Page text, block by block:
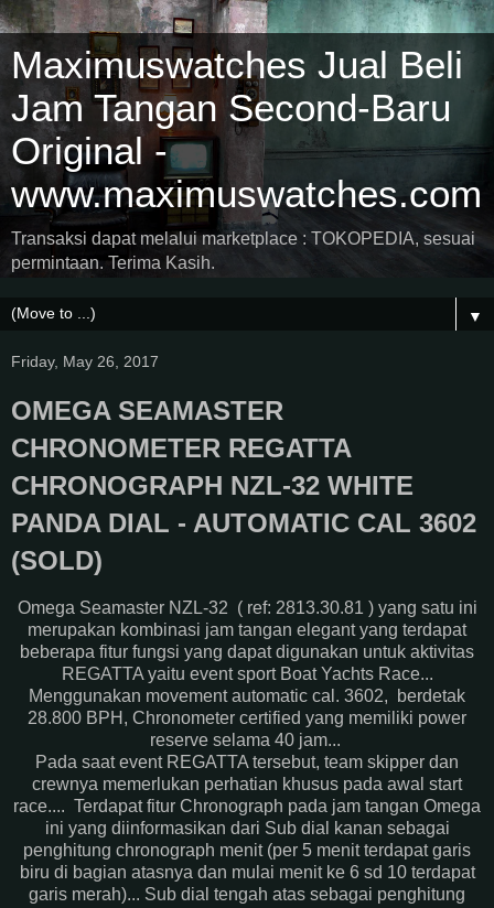
Maximuswatches Jual Beli
Jam Tangan Second-Baru
Original -
www.maximuswatches.com
Transaksi dapat melalui marketplace : TOKOPEDIA, sesuai
permintaan. Terima Kasih.
▼
Friday, May 26, 2017
OMEGA SEAMASTER
CHRONOMETER REGATTA
CHRONOGRAPH NZL-32 WHITE
PANDA DIAL - AUTOMATIC CAL 3602
(SOLD)
Omega Seamaster NZL-32 ( ref: 2813.30.81 ) yang satu ini
merupakan kombinasi jam tangan elegant yang terdapat
beberapa fitur fungsi yang dapat digunakan untuk aktivitas
REGATTA yaitu event sport Boat Yachts Race...
Menggunakan movement automatic cal. 3602, berdetak
28.800 BPH, Chronometer certified yang memiliki power
reserve selama 40 jam...
Pada saat event REGATTA tersebut, team skipper dan
crewnya memerlukan perhatian khusus pada awal start
race.... Terdapat fitur Chronograph pada jam tangan Omega
ini yang diinformasikan dari Sub dial kanan sebagai
penghitung chronograph menit (per 5 menit terdapat garis
biru di bagian atasnya dan mulai menit ke 6 sd 10 terdapat
garis merah)... Sub dial tengah atas sebagai penghitung